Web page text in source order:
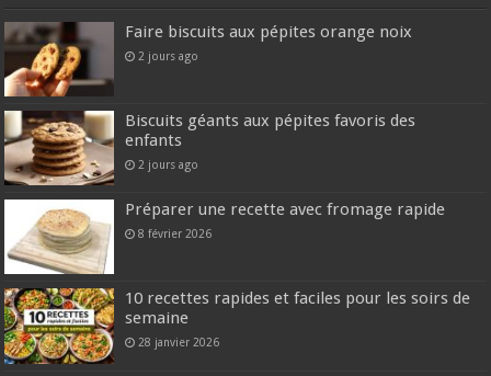
Faire biscuits aux pépites orange noix
2 jours ago
Biscuits géants aux pépites favoris des
enfants
2 jours ago
Préparer une recette avec fromage rapide
8 février 2026
10 recettes rapides et faciles pour les soirs de
semaine
28 janvier 2026